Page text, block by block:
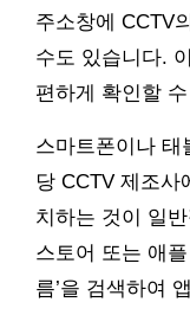
주소창에 CCTV
수도 있습니다.
편하게 확인할
스마트폰이나 태
당 CCTV 제조사
치하는 것이 일
스토어 또는 애
름’을 검색하여